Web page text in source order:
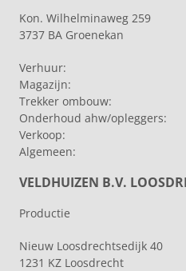
Kon. Wilhelminaweg 259
3737 BA Groenekan
Verhuur:
Magazijn:
Trekker ombouw:
Onderhoud ahw/opleggers:
Verkoop:
Algemeen:
VELDHUIZEN B.V.
Productie
Nieuw Loosdrechtsedijk 40
1231 KZ Loosdrecht